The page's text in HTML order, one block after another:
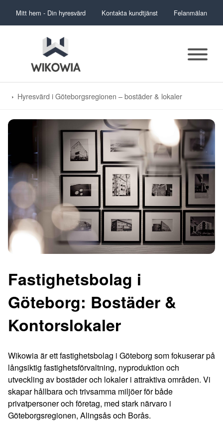
Mitt hem - Din hyresvärd Kontakta kundtjänst Felanmälan
Hyresvärd i Göteborgsregionen – bostäder & lokaler
Fastighetsbolag i
Göteborg: Bostäder &
Kontorslokaler
Wikowia är ett fastighetsbolag i Göteborg som fokuserar på
långsiktig fastighetsförvaltning, nyproduktion och
utveckling av bostäder och lokaler i attraktiva områden. Vi
skapar hållbara och trivsamma miljöer för både
privatpersoner och företag, med stark närvaro i
Göteborgsregionen, Alingsås och Borås.